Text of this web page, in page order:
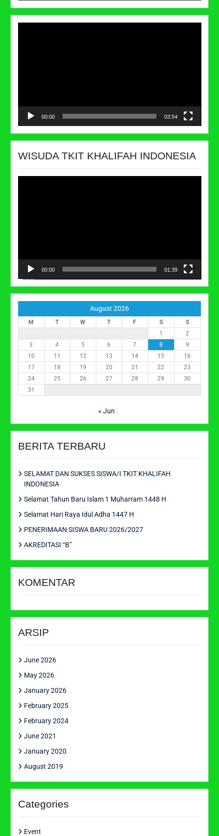
00:00 03:54
WISUDA TKIT KHALIFAH INDONESIA
00:00 01:39
August 2026
M T W T F S
S
1
2
3
4 5 6 7 8
9
10
11 12 13 14 15
16
17
18 19 20 21 22
23
24
25 26 27 28 29
30
31
« Jun
BERITA TERBARU
SELAMAT DAN SUKSES SISWA/I TKIT KHALIFAH
INDONESIA
Selamat Tahun Baru Islam 1 Muharram 1448 H
Selamat Hari Raya Idul Adha 1447 H
PENERIMAAN SISWA BARU 2026/2027
AKREDITASI “B”
KOMENTAR
ARSIP
June 2026
May 2026
January 2026
February 2025
February 2024
June 2021
January 2020
August 2019
Categories
Event